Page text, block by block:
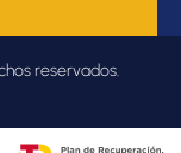
reservados.